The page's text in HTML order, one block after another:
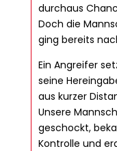
durchaus
Doch die
ging bereits
Ein Angreifer
seine
aus kurzer
Unsere
geschockt,
Kontrolle und